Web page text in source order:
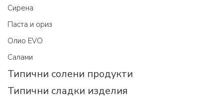
Cирена
Паста и ориз
Олио EVO
Салами
Типични солени продукти
Типични сладки изделия